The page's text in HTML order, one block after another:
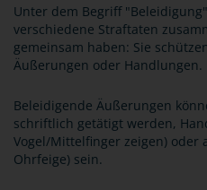
Unter dem Begriff
verschiedene Straftaten
gemeinsam haben: Sie
Äußerungen oder Handlungen.
Beleidigende Äußerungen
schriftlich getätigt werden,
Vogel/Mittelfinger zeigen) oder
Ohrfeige) sein.